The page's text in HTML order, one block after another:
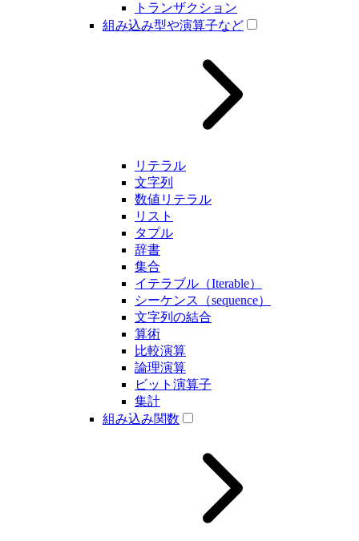
トランザクション
組み込み型や演算子など
リテラル
文字列
数値リテラル
リスト
タプル
辞書
集合
イテラブル（Iterable）
シーケンス（sequence）
文字列の結合
算術
比較演算
論理演算
ビット演算子
集計
組み込み関数